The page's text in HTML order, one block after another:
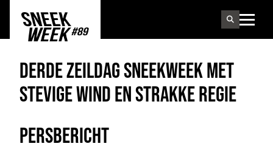
DERDE ZEILDAGSNEEKWEEKMET
STEVIGE WIND EN STRAKKE REGIE
PERSBERICHT